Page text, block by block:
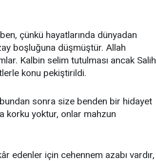
çünkü hayatlarında dünyadan
boşluğuna düşmüştür. Allah
Kalbin selim tutulması ancak Salih
konu pekiştirildi.
sonra size benden bir hidayet
korku yoktur, onlar mahzun
edenler için cehennem azabı vardır,